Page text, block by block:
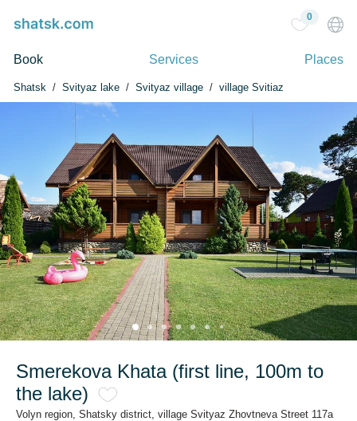
Book Services Places
0
Shatsk Svityaz lake Svityaz village village Svitiaz
Smerekova Khata (first line, 100m to
the lake)
Volyn region, Shatsky district, village Svityaz Zhovtneva Street 117a